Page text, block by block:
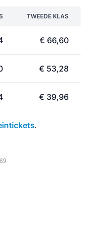
TWEEDE KLAS
€ 66,60
€ 53,28
€ 39,96
.